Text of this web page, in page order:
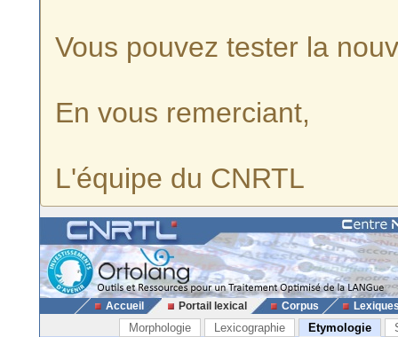
Vous pouvez tester la
En vous remerciant,
L'équipe du CNRTL
Accueil Portail lexical Corpus
Morphologie Lexicographie Etymologie